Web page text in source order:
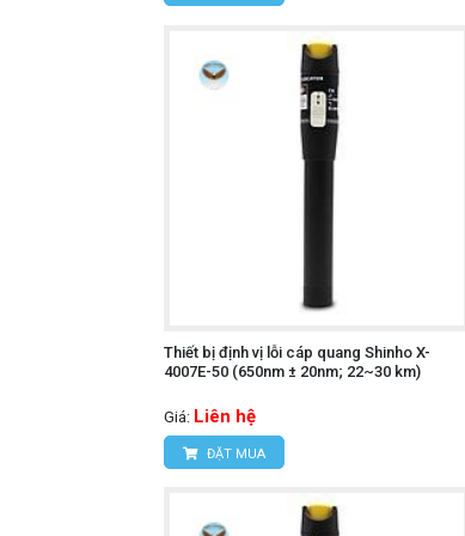
Thiết bị định vị lỗi cáp quang Shinho X-
4007E-50 (650nm ± 20nm; 22~30 km)
Giá: Liên hệ
ĐẶT MUA